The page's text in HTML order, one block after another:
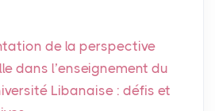
de la perspective
dans l’enseignement du
Libanaise : défis et